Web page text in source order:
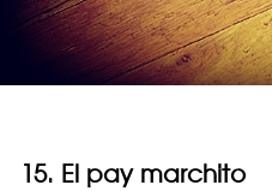
15. El pay marchito